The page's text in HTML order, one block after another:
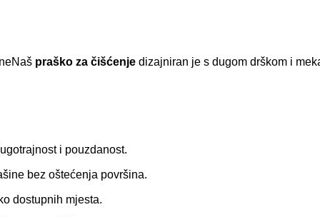
praško za čišćenje dizajniran je s dugom drškom i
i pouzdanost.
bez oštećenja površina.
dostupnih mjesta.